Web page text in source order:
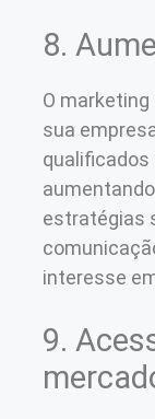
8.
O
sua
qualificados
estratégias
interesse
9.